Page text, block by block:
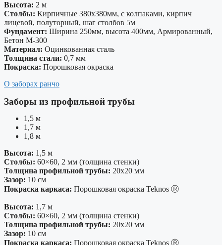
Высота: 2 м
Столбы: Кирпичные 380х380мм, с колпаками, кирпич
лицевой, полуторный, шаг столбов 5м
Фундамент: Ширина 250мм, высота 400мм, Армированный,
Бетон М-300
Материал: Оцинкованная сталь
Толщина стали: 0,7 мм
Покраска: Порошковая окраска
О заборах ранчо
Заборы из профильной трубы
1,5 м
1,7 м
1,8 м
Высота: 1,5 м
Столбы: 60×60, 2 мм (толщина стенки)
Толщина профильной трубы: 20х20 мм
Зазор: 10 см
Покраска каркаса: Порошковая окраска Teknos Ⓡ
Высота: 1,7 м
Столбы: 60×60, 2 мм (толщина стенки)
Толщина профильной трубы: 20х20 мм
Зазор: 10 см
Покраска каркаса: Порошковая окраска Teknos Ⓡ